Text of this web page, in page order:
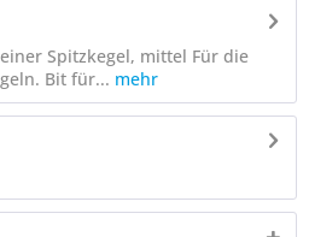
Spitzkegel, mittel Für die
Bit für... mehr